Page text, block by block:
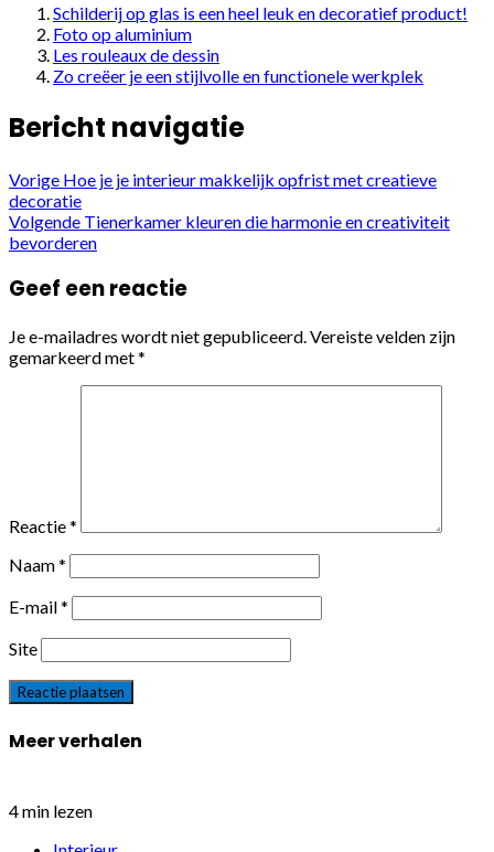
Schilderij op glas is een heel leuk en decoratief product!
Foto op aluminium
Les rouleaux de dessin
Zo creëer je een stijlvolle en functionele werkplek
Bericht navigatie
Vorige Hoe je je interieur makkelijk opfrist met creatieve
decoratie
Volgende Tienerkamer kleuren die harmonie en creativiteit
bevorderen
Geef een reactie
Je e-mailadres wordt niet gepubliceerd.Vereiste velden zijn
gemarkeerd met*
Reactie*
Naam*
E-mail*
Site
Meer verhalen
4 min lezen